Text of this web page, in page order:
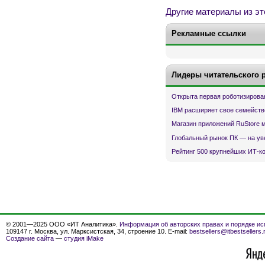
Другие материалы из
Рекламные ссылки
Лидеры читательского
Открыта первая
IBM расширяет свое
Магазин приложений RuStore
Глобальный рынок ПК — на
Рейтинг 500 крупнейших ИТ-
© 2001—2025 ООО «ИТ Аналитика». Информация об авторских правах и порядке
109147 г. Москва, ул. Марксистская, 34, строение 10. E-mail:
Создание сайта — студия iMake